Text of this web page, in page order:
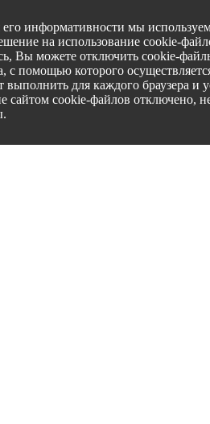
информативности мы
на использование cookie-
Вы можете отключить cookie-
с помощью которого
выполнить для каждого браузера и
сайтом cookie-файлов отключено,